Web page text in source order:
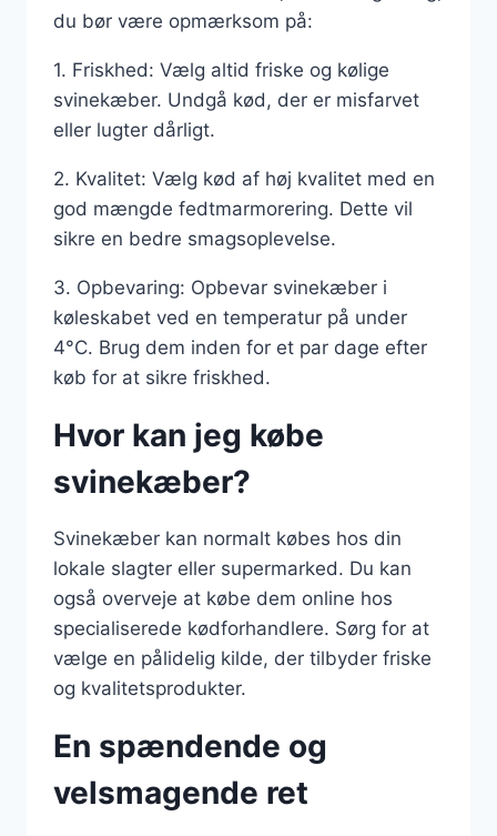
du bør være opmærksom på:
1. Friskhed: Vælg altid friske og kølige
svinekæber. Undgå kød, der er misfarvet
eller lugter dårligt.
2. Kvalitet: Vælg kød af høj kvalitet med en
god mængde fedtmarmorering. Dette vil
sikre en bedre smagsoplevelse.
3. Opbevaring: Opbevar svinekæber i
køleskabet ved en temperatur på under
4°C. Brug dem inden for et par dage efter
køb for at sikre friskhed.
Hvor kan jeg købe
svinekæber?
Svinekæber kan normalt købes hos din
lokale slagter eller supermarked. Du kan
også overveje at købe dem online hos
specialiserede kødforhandlere. Sørg for at
vælge en pålidelig kilde, der tilbyder friske
og kvalitetsprodukter.
En spændende og
velsmagende ret